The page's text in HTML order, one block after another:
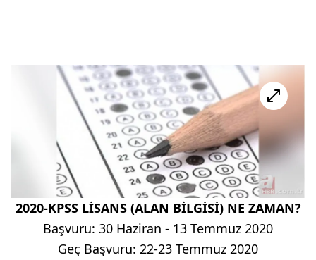
2020-KPSS LİSANS (ALAN BİLGİSİ) NE ZAMAN?
Başvuru: 30 Haziran - 13 Temmuz 2020
Geç Başvuru: 22-23 Temmuz 2020